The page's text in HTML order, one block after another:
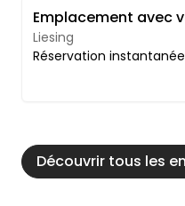
Liesing
Réservation instantanée
Découvrir tous les